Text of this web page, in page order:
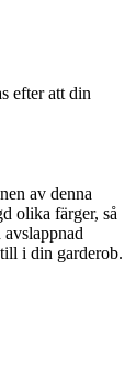
efter att din
av denna
olika färger, så
i din garderob.